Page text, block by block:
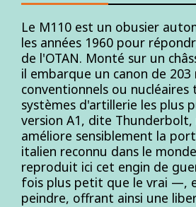
Le M110 est un obusier
les années 1960 pour
de l'OTAN. Monté sur un
il embarque un canon de
conventionnels ou
systèmes d'artillerie les plus
version A1, dite
améliore sensiblement la
italien reconnu dans le
reproduit ici cet engin de
fois plus petit que le vrai —,
peindre, offrant ainsi une